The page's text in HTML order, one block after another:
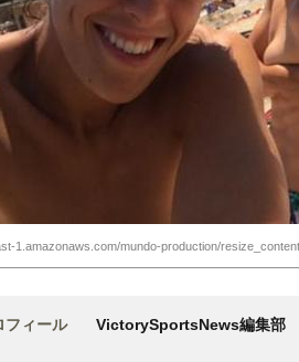
1.amazonaws.com/mundo-production/
フィール VictorySportsNews編集部